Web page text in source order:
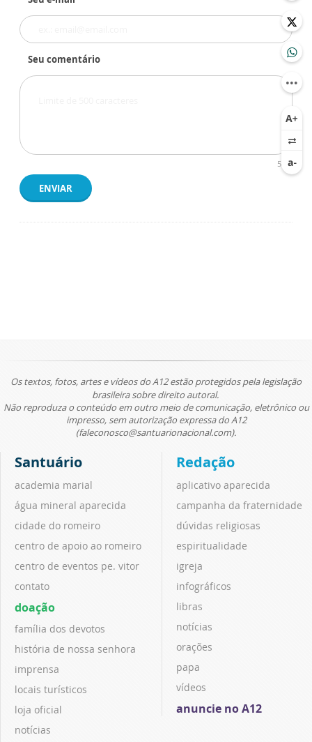
Seu comentário
500
ENVIAR
Os textos, fotos, artes e vídeos do A12 estão protegidos pela legislação
brasileira sobre direito autoral.
Não reproduza o conteúdo em outro meio de comunicação, eletrônico ou
impresso, sem autorização expressa do A12
(faleconosco@santuarionacional.com).
Santuário
academia marial
água mineral aparecida
cidade do romeiro
centro de apoio ao romeiro
centro de eventos pe. vitor
contato
doação
família dos devotos
história de nossa senhora
imprensa
locais turísticos
loja oficial
notícias
Redação
aplicativo aparecida
campanha da fraternidade
dúvidas religiosas
espiritualidade
igreja
infográficos
libras
notícias
orações
papa
vídeos
anuncie no A12